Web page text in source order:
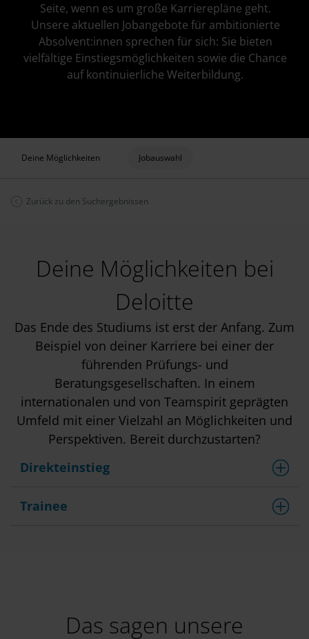
Seite, wenn es um große Karrierepläne geht.
Unsere aktuellen Jobangebote für ambitionierte
Absolvent:innen sprechen für sich: Sie bieten
vielfältige Einstiegsmöglichkeiten sowie die Chance
auf kontinuierliche Weiterbildung.
Deine Möglichkeiten Jobauswahl
Zurück zu den Suchergebnissen
Deine Möglichkeiten bei
Deloitte
Das Ende des Studiums ist erst der Anfang. Zum
Beispiel von deiner Karriere bei einer der
führenden Prüfungs- und
Beratungsgesellschaften. In einem
internationalen und von Teamspirit geprägten
Umfeld mit einer Vielzahl an Möglichkeiten und
Perspektiven. Bereit durchzustarten?
Direkteinstieg
Trainee
Das sagen unsere